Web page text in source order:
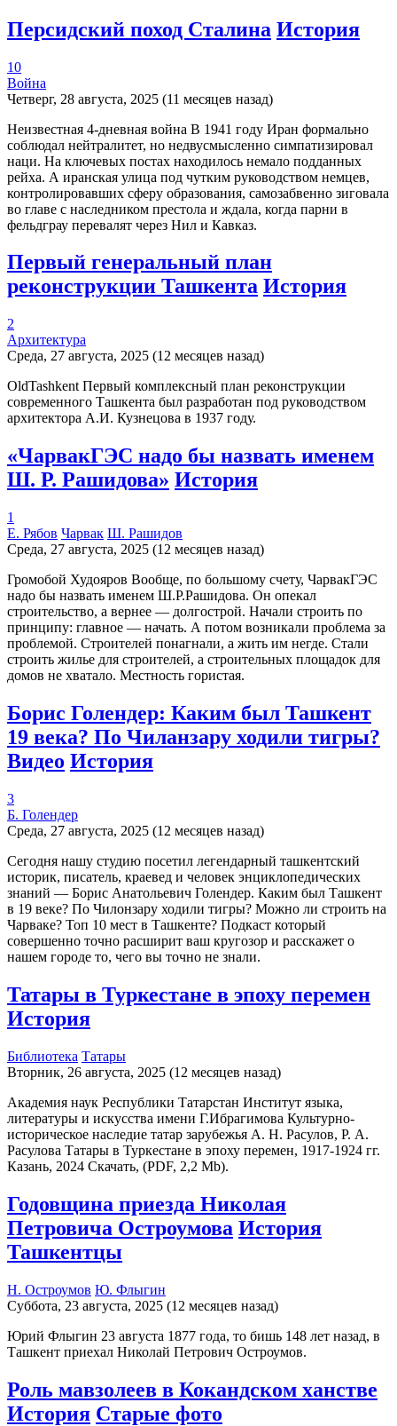
Персидский поход Сталина История
10
Война
Четверг, 28 августа, 2025 (11 месяцев назад)
Неизвестная 4-дневная война В 1941 году Иран формально
соблюдал нейтралитет, но недвусмысленно симпатизировал
наци. На ключевых постах находилось немало подданных
рейха. А иранская улица под чутким руководством немцев,
контролировавших сферу образования, самозабвенно зиговала
во главе с наследником престола и ждала, когда парни в
фельдграу перевалят через Нил и Кавказ.
Первый генеральный план
реконструкции Ташкента История
2
Архитектура
Среда, 27 августа, 2025 (12 месяцев назад)
OldTashkent Первый комплексный план реконструкции
современного Ташкента был разработан под руководством
архитектора А.И. Кузнецова в 1937 году.
«ЧарвакГЭС надо бы назвать именем
Ш. Р. Рашидова» История
1
Е. Рябов Чарвак Ш. Рашидов
Среда, 27 августа, 2025 (12 месяцев назад)
Громобой Худояров Вообще, по большому счету, ЧарвакГЭС
надо бы назвать именем Ш.Р.Рашидова. Он опекал
строительство, а вернее — долгострой. Начали строить по
принципу: главное — начать. А потом возникали проблема за
проблемой. Строителей понагнали, а жить им негде. Стали
строить жилье для строителей, а строительных площадок для
домов не хватало. Местность гористая.
Борис Голендер: Каким был Ташкент
19 века? По Чиланзару ходили тигры?
Видео История
3
Б. Голендер
Среда, 27 августа, 2025 (12 месяцев назад)
Сегодня нашу студию посетил легендарный ташкентский
историк, писатель, краевед и человек энциклопедических
знаний — Борис Анатольевич Голендер. Каким был Ташкент
в 19 веке? По Чилонзару ходили тигры? Можно ли строить на
Чарваке? Топ 10 мест в Ташкенте? Подкаст который
совершенно точно расширит ваш кругозор и расскажет о
нашем городе то, чего вы точно не знали.
Татары в Туркестане в эпоху перемен
История
Библиотека Татары
Вторник, 26 августа, 2025 (12 месяцев назад)
Академия наук Республики Татарстан Институт языка,
литературы и искусства имени Г.Ибрагимова Культурно-
историческое наследие татар зарубежья А. Н. Расулов, Р. А.
Расулова Татары в Туркестане в эпоху перемен, 1917-1924 гг.
Казань, 2024 Cкачать, (PDF, 2,2 Mb).
Годовщина приезда Николая
Петровича Остроумова История
Ташкентцы
Н. Остроумов Ю. Флыгин
Суббота, 23 августа, 2025 (12 месяцев назад)
Юрий Флыгин 23 августа 1877 года, то бишь 148 лет назад, в
Ташкент приехал Николай Петрович Остроумов.
Роль мавзолеев в Кокандском ханстве
История Старые фото